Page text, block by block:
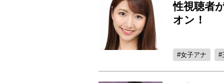
性視聴者
オン！
女子アナ